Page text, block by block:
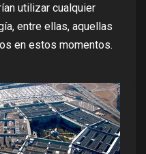
utilizar cualquier
entre ellas, aquellas
en estos momentos.